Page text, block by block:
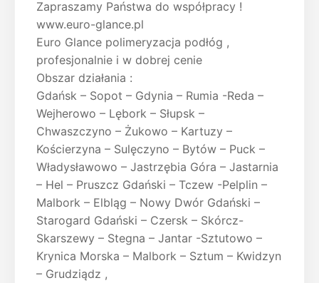
Zapraszamy Państwa do współpracy !
www.euro-glance.pl
Euro Glance polimeryzacja podłóg ,
profesjonalnie i w dobrej cenie
Obszar działania :
Gdańsk – Sopot – Gdynia – Rumia -Reda –
Wejherowo – Lębork – Słupsk –
Chwaszczyno – Żukowo – Kartuzy –
Kościerzyna – Sulęczyno – Bytów – Puck –
Władysławowo – Jastrzębia Góra – Jastarnia
– Hel – Pruszcz Gdański – Tczew -Pelplin –
Malbork – Elbląg – Nowy Dwór Gdański –
Starogard Gdański – Czersk – Skórcz-
Skarszewy – Stegna – Jantar -Sztutowo –
Krynica Morska – Malbork – Sztum – Kwidzyn
– Grudziądz ,